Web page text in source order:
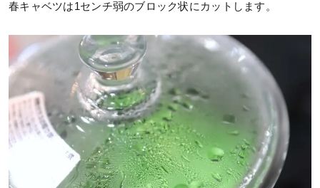
春キャベツは1センチ弱のブロック状にカットします。